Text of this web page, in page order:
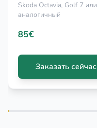
Skoda Octavia, Golf 7 или
аналогичный
85€
Заказать сейчас